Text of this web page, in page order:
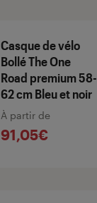
Casque de vélo
Bollé The One
Road premium 58-
62 cm Bleu et noir
À partir de
91,05€